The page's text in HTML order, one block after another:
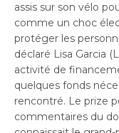
assis sur son vélo
comme un choc
protéger les
déclaré Lisa Garcia
activité de
quelques fonds
rencontré. Le prize
commentaires du